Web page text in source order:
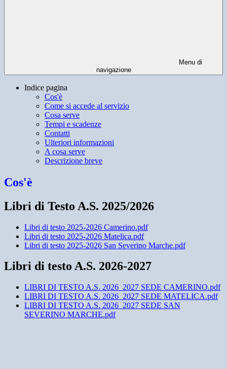
Menu di
navigazione
Indice pagina
Cos'è
Come si accede al servizio
Cosa serve
Tempi e scadenze
Contatti
Ulteriori informazioni
A cosa serve
Descrizione breve
Cos'è
Libri di Testo A.S. 2025/2026
Libri di testo 2025-2026 Camerino.pdf
Libri di testo 2025-2026 Matelica.pdf
Libri di testo 2025-2026 San Severino Marche.pdf
Libri di testo A.S. 2026-2027
LIBRI DI TESTO A.S. 2026_2027 SEDE CAMERINO.pdf
LIBRI DI TESTO A.S. 2026_2027 SEDE MATELICA.pdf
LIBRI DI TESTO A.S. 2026_2027 SEDE SAN
SEVERINO MARCHE.pdf